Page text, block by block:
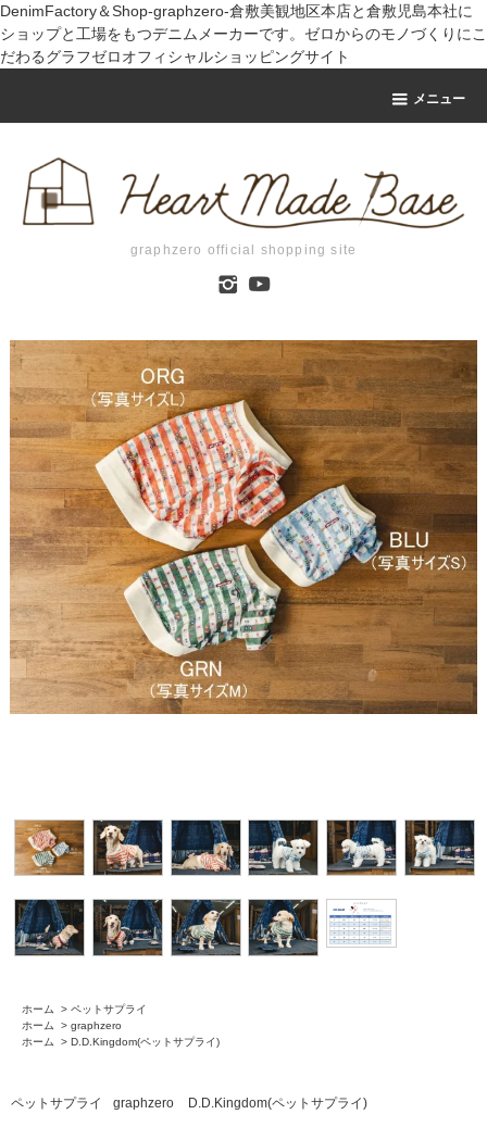
DenimFactory＆Shop-graphzero-倉敷美観地区本店と倉敷児島本社に
ショップと工場をもつデニムメーカーです。ゼロからのモノづくりにこ
だわるグラフゼロオフィシャルショッピングサイト
メニュー
graphzero official shopping site
ホーム > ペットサプライ
ホーム
> graphzero
ホーム
> D.D.Kingdom(ペットサプライ)
ペットサプライ graphzero D.D.Kingdom(ペットサプライ)